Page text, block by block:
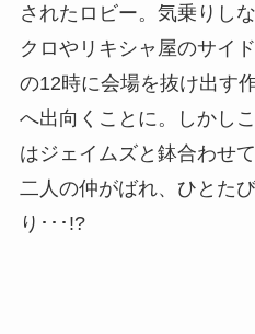
されたロビー。気乗りし
クロやリキシャ屋のサイ
の12時に会場を抜け出す
へ出向くことに。しかし
はジェイムズと鉢合わせて
二人の仲がばれ、ひとた
り･･･!?